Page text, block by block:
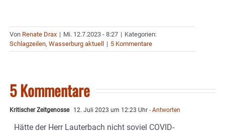
Von Renate Drax | Mi. 12.7.2023 - 8:27 | Kategorien:
Schlagzeilen, Wasserburg aktuell | 5 Kommentare
5 Kommentare
Kritischer Zeitgenosse 12. Juli 2023 um 12:23 Uhr - Antworten
Hätte der Herr Lauterbach nicht soviel COVID-